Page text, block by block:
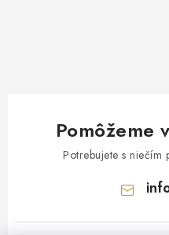
Pomôžeme
Potrebujete s niečím